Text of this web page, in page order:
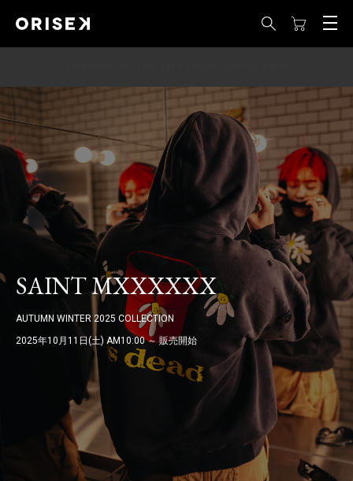
SAINT MXXXXXX
AUTUMN WINTER 2025 COLLECTION
2025年10月11日(土) AM10:00 ～ 販売開始